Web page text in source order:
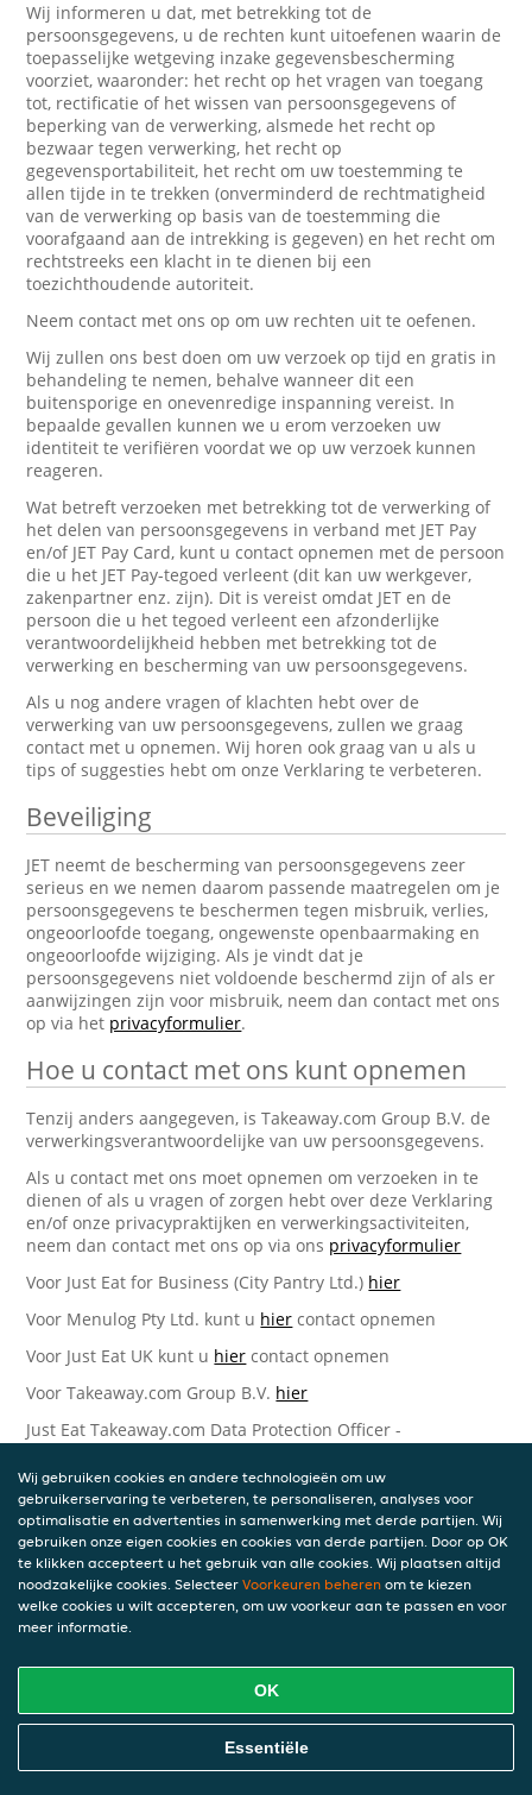
Wij informeren u dat, met betrekking tot de
persoonsgegevens, u de rechten kunt uitoefenen waarin de
toepasselijke wetgeving inzake gegevensbescherming
voorziet, waaronder: het recht op het vragen van toegang
tot, rectificatie of het wissen van persoonsgegevens of
beperking van de verwerking, alsmede het recht op
bezwaar tegen verwerking, het recht op
gegevensportabiliteit, het recht om uw toestemming te
allen tijde in te trekken (onverminderd de rechtmatigheid
van de verwerking op basis van de toestemming die
voorafgaand aan de intrekking is gegeven) en het recht om
rechtstreeks een klacht in te dienen bij een
toezichthoudende autoriteit.
Neem contact met ons op om uw rechten uit te oefenen.
Wij zullen ons best doen om uw verzoek op tijd en gratis in
behandeling te nemen, behalve wanneer dit een
buitensporige en onevenredige inspanning vereist. In
bepaalde gevallen kunnen we u erom verzoeken uw
identiteit te verifiëren voordat we op uw verzoek kunnen
reageren.
Wat betreft verzoeken met betrekking tot de verwerking of
het delen van persoonsgegevens in verband met JET Pay
en/of JET Pay Card, kunt u contact opnemen met de persoon
die u het JET Pay-tegoed verleent (dit kan uw werkgever,
zakenpartner enz. zijn). Dit is vereist omdat JET en de
persoon die u het tegoed verleent een afzonderlijke
verantwoordelijkheid hebben met betrekking tot de
verwerking en bescherming van uw persoonsgegevens.
Als u nog andere vragen of klachten hebt over de
verwerking van uw persoonsgegevens, zullen we graag
contact met u opnemen. Wij horen ook graag van u als u
tips of suggesties hebt om onze Verklaring te verbeteren.
Beveiliging
JET neemt de bescherming van persoonsgegevens zeer
serieus en we nemen daarom passende maatregelen om je
persoonsgegevens te beschermen tegen misbruik, verlies,
ongeoorloofde toegang, ongewenste openbaarmaking en
ongeoorloofde wijziging. Als je vindt dat je
persoonsgegevens niet voldoende beschermd zijn of als er
aanwijzingen zijn voor misbruik, neem dan contact met ons
op via het privacyformulier.
Hoe u contact met ons kunt opnemen
Tenzij anders aangegeven, is Takeaway.com Group B.V. de
verwerkingsverantwoordelijke van uw persoonsgegevens.
Als u contact met ons moet opnemen om verzoeken in te
dienen of als u vragen of zorgen hebt over deze Verklaring
en/of onze privacypraktijken en verwerkingsactiviteiten,
neem dan contact met ons op via ons privacyformulier
Voor Just Eat for Business (City Pantry Ltd.) hier
Voor Menulog Pty Ltd. kunt u hier contact opnemen
Voor Just Eat UK kunt u hier contact opnemen
Voor Takeaway.com Group B.V. hier
Just Eat Takeaway.com Data Protection Officer -
Piet Heinkade 61
1019 GM Amsterdam
Nederland
Bijgewerkte versies van deze
Privacyverklaring
Wij kunnen deze Verklaring van tijd tot tijd bijwerken als
reactie op veranderende juridische, technische of zakelijke
ontwikkelingen. Wanneer wij onze Privacyverklaring
bijwerken, zullen wij passende maatregelen nemen om u
op de hoogte te brengen, in overeenstemming met het
Wij gebruiken cookies en andere technologieën om uw
gebruikerservaring te verbeteren, te personaliseren, analyses voor
optimalisatie en advertenties in samenwerking met derde partijen. Wij
gebruiken onze eigen cookies en cookies van derde partijen. Door op OK
te klikken accepteert u het gebruik van alle cookies. Wij plaatsen altijd
noodzakelijke cookies. Selecteer Voorkeuren beheren om te kiezen
welke cookies u wilt accepteren, om uw voorkeur aan te passen en voor
meer informatie.
OK
Essentiële